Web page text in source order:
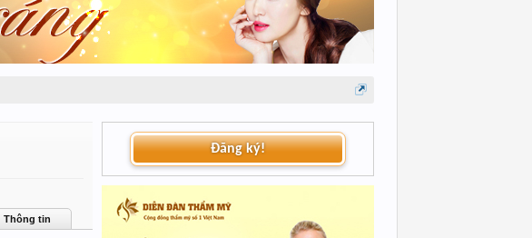
Thông tin
Đăng ký!